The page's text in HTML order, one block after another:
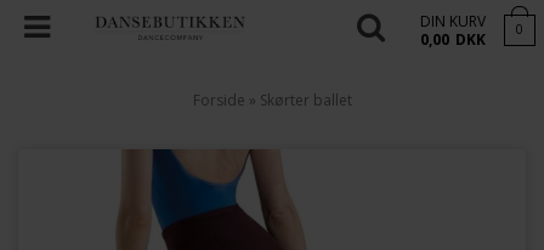
DIN KURV
0,00 DKK 0
Forside » Skørter ballet